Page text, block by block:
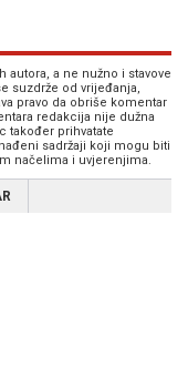
autora, a ne nužno i stavove
suzdrže od vrijeđanja,
pravo da obriše komentar
redakcija nije dužna
također prihvatate
sadržaji koji mogu biti
načelima i uvjerenjima.